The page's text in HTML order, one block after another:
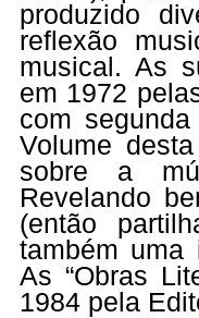
produzido
reflexão
musical. As
em 1972
com
Volume
sobre a
Revelando
(então
também uma
As “Obras
1984 pela